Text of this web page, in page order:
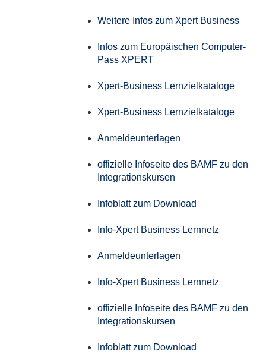
Weitere Infos zum Xpert Business
Infos zum Europäischen Computer-
Pass XPERT
Xpert-Business Lernzielkataloge
Xpert-Business Lernzielkataloge
Anmeldeunterlagen
offizielle Infoseite des BAMF zu den
Integrationskursen
Infoblatt zum Download
Info-Xpert Business Lernnetz
Anmeldeunterlagen
Info-Xpert Business Lernnetz
offizielle Infoseite des BAMF zu den
Integrationskursen
Infoblatt zum Download